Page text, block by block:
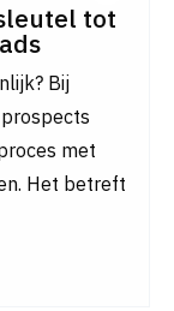
tot
Bij
met
Het betreft